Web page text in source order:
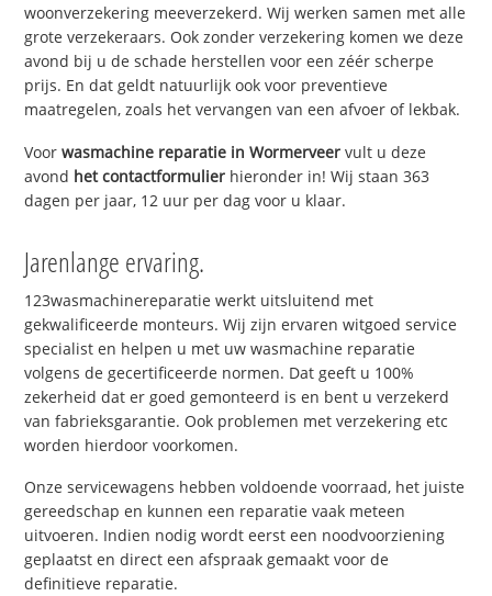
woonverzekering meeverzekerd. Wij werken samen met alle
grote verzekeraars. Ook zonder verzekering komen we deze
avond bij u de schade herstellen voor een zéér scherpe
prijs. En dat geldt natuurlijk ook voor preventieve
maatregelen, zoals het vervangen van een afvoer of lekbak.
Voorwasmachine reparatie in Wormerveer vult u deze
avond het contactformulier hieronder in! Wij staan 363
dagen per jaar, 12 uur per dag voor u klaar.
Jarenlange ervaring.
123wasmachinereparatie werkt uitsluitend met
gekwalificeerde monteurs. Wij zijn ervaren witgoed service
specialist en helpen u met uw wasmachine reparatie
volgens de gecertificeerde normen. Dat geeft u 100%
zekerheid dat er goed gemonteerd is en bent u verzekerd
van fabrieksgarantie. Ook problemen met verzekering etc
worden hierdoor voorkomen.
Onze servicewagens hebben voldoende voorraad, het juiste
gereedschap en kunnen een reparatie vaak meteen
uitvoeren. Indien nodig wordt eerst een noodvoorziening
geplaatst en direct een afspraak gemaakt voor de
definitieve reparatie.